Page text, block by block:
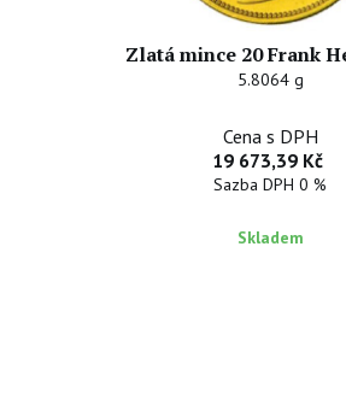
Zlatá mince 20 Frank
5.8064 g
Cena s DPH
19 673,39 Kč
Sazba DPH 0 %
Skladem